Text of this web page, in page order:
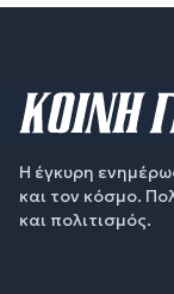
Η έγκυρη
και τον κόσμο.
και πολιτισμός.